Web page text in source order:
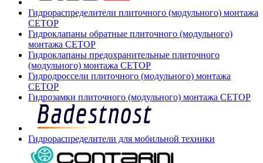
Гидрораспределители плиточного (модульного) монтажа
СЕТОР
Гидроклапаны обратные плиточного (модульного)
монтажа CETOP
Гидроклапаны предохранительные плиточного
(модульного) монтажа CETOP
Гидродроссели плиточного (модульного) монтажа
CETOP
Гидрозамки плиточного (модульного) монтажа CETOP
Гидрораспределители для мобильной техники